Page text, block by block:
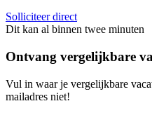
Solliciteer direct
Dit kan al binnen twee minuten
Ontvang vergelijkbare
Vul in waar je vergelijkbare
mailadres niet!